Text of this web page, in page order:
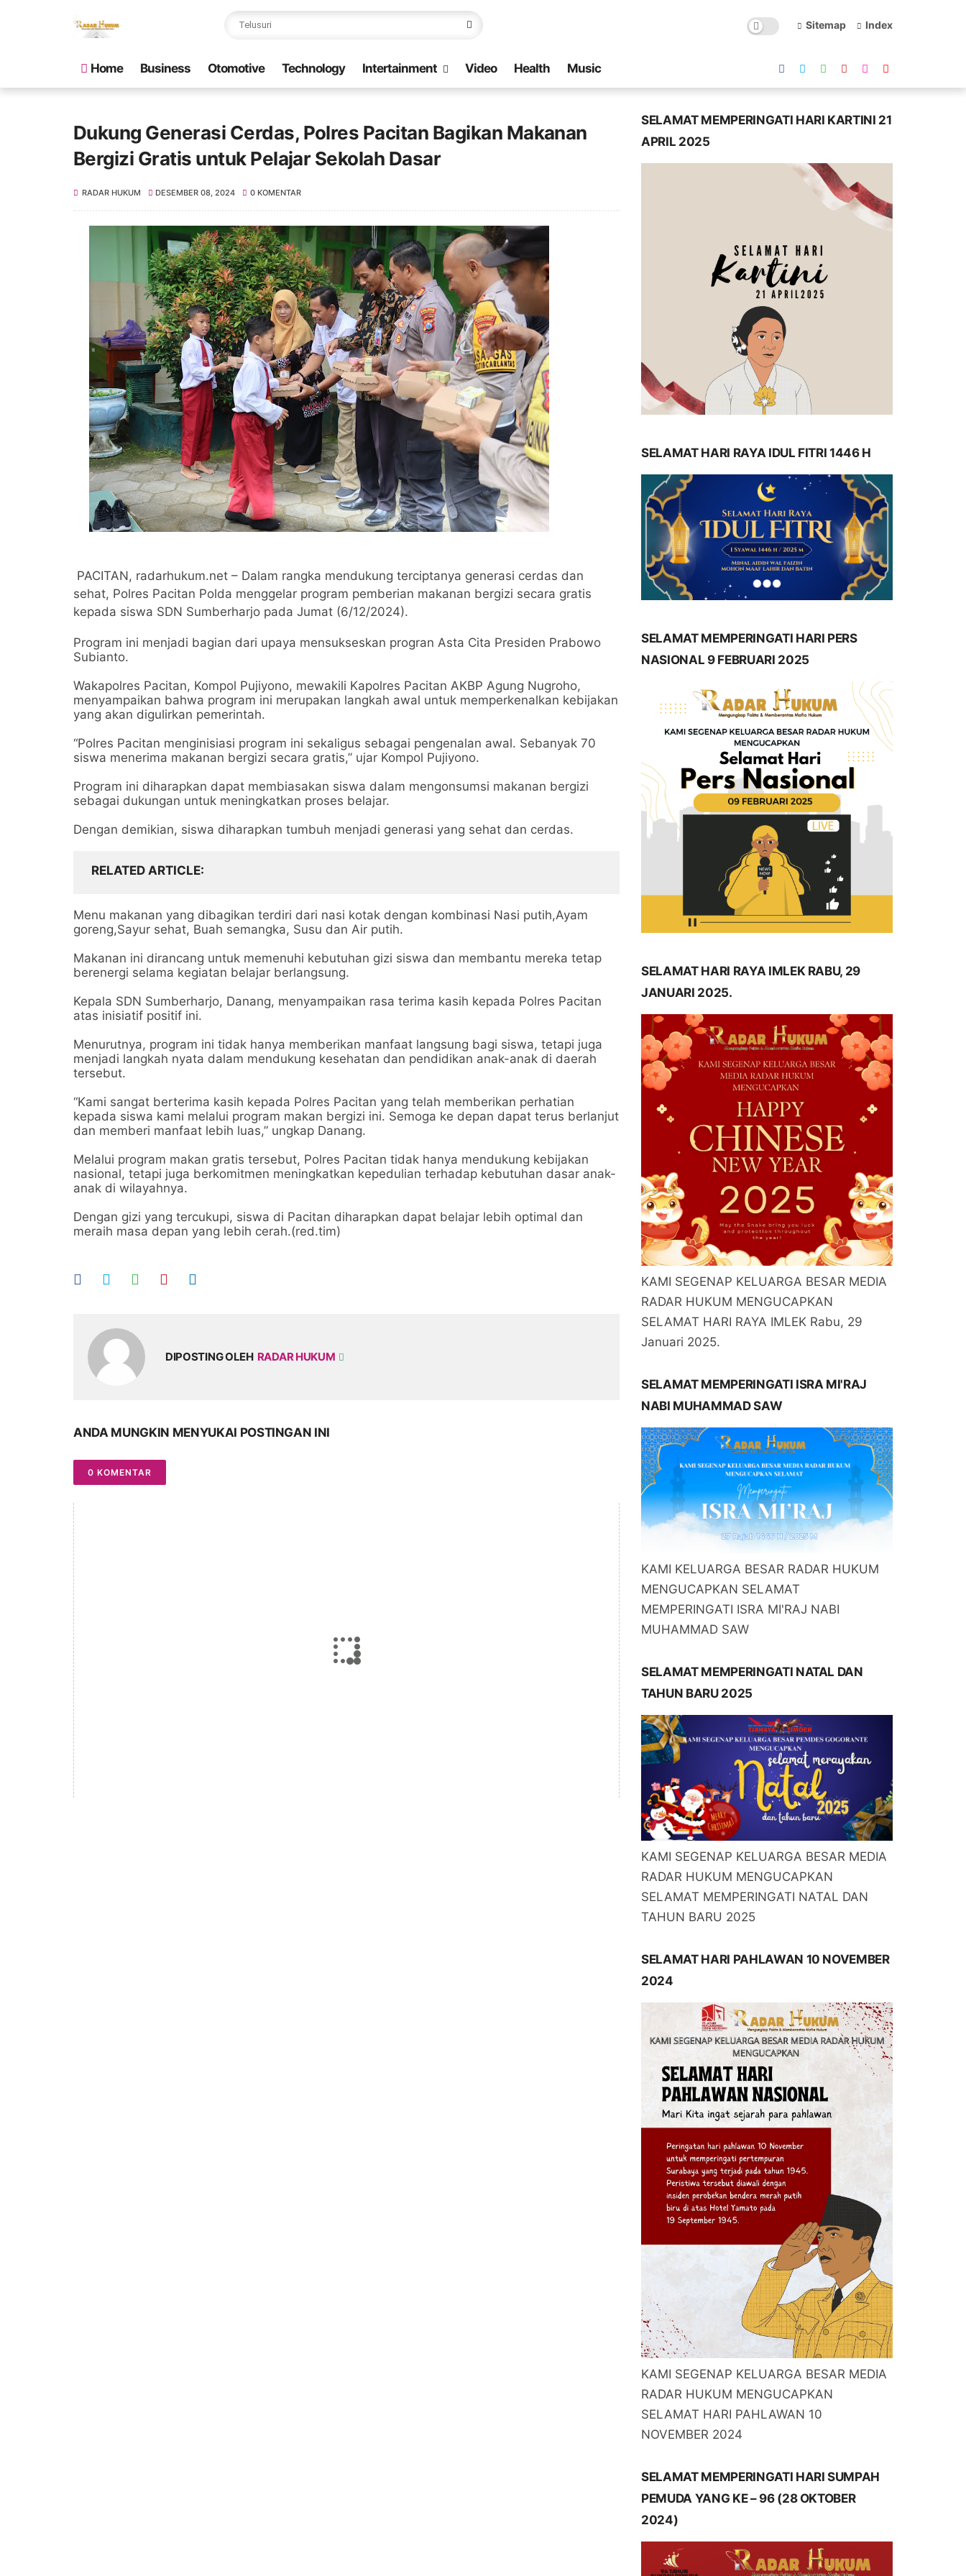
Sitemap Index
Home Business Otomotive Technology Intertainment Video Health Music
Dukung Generasi Cerdas, Polres Pacitan Bagikan Makanan
Bergizi Gratis untuk Pelajar Sekolah Dasar
RADAR HUKUM DESEMBER 08, 2024 0 KOMENTAR
PACITAN, radarhukum.net – Dalam rangka mendukung terciptanya generasi cerdas dan
sehat, Polres Pacitan Polda menggelar program pemberian makanan bergizi secara gratis
kepada siswa SDN Sumberharjo pada Jumat (6/12/2024).
Program ini menjadi bagian dari upaya mensukseskan progran Asta Cita Presiden Prabowo
Subianto.
Wakapolres Pacitan, Kompol Pujiyono, mewakili Kapolres Pacitan AKBP Agung Nugroho,
menyampaikan bahwa program ini merupakan langkah awal untuk memperkenalkan kebijakan
yang akan digulirkan pemerintah.
“Polres Pacitan menginisiasi program ini sekaligus sebagai pengenalan awal. Sebanyak 70
siswa menerima makanan bergizi secara gratis,” ujar Kompol Pujiyono.
Program ini diharapkan dapat membiasakan siswa dalam mengonsumsi makanan bergizi
sebagai dukungan untuk meningkatkan proses belajar.
Dengan demikian, siswa diharapkan tumbuh menjadi generasi yang sehat dan cerdas.
RELATED ARTICLE
Menu makanan yang dibagikan terdiri dari nasi kotak dengan kombinasi Nasi putih,Ayam
goreng,Sayur sehat, Buah semangka, Susu dan Air putih.
Makanan ini dirancang untuk memenuhi kebutuhan gizi siswa dan membantu mereka tetap
berenergi selama kegiatan belajar berlangsung.
Kepala SDN Sumberharjo, Danang, menyampaikan rasa terima kasih kepada Polres Pacitan
atas inisiatif positif ini.
Menurutnya, program ini tidak hanya memberikan manfaat langsung bagi siswa, tetapi juga
menjadi langkah nyata dalam mendukung kesehatan dan pendidikan anak-anak di daerah
tersebut.
“Kami sangat berterima kasih kepada Polres Pacitan yang telah memberikan perhatian
kepada siswa kami melalui program makan bergizi ini. Semoga ke depan dapat terus berlanjut
dan memberi manfaat lebih luas,” ungkap Danang.
Melalui program makan gratis tersebut, Polres Pacitan tidak hanya mendukung kebijakan
nasional, tetapi juga berkomitmen meningkatkan kepedulian terhadap kebutuhan dasar anak-
anak di wilayahnya.
Dengan gizi yang tercukupi, siswa di Pacitan diharapkan dapat belajar lebih optimal dan
meraih masa depan yang lebih cerah.(red.tim)
DIPOSTING OLEH RADAR HUKUM
ANDA MUNGKIN MENYUKAI POSTINGAN INI
0 KOMENTAR
SELAMAT MEMPERINGATI HARI KARTINI 21
APRIL 2025
SELAMAT HARI RAYA IDUL FITRI 1446 H
SELAMAT MEMPERINGATI HARI PERS
NASIONAL 9 FEBRUARI 2025
SELAMAT HARI RAYA IMLEK RABU, 29
JANUARI 2025.
KAMI SEGENAP KELUARGA BESAR MEDIA
RADAR HUKUM MENGUCAPKAN
SELAMAT HARI RAYA IMLEK Rabu, 29
Januari 2025.
SELAMAT MEMPERINGATI ISRA MI'RAJ
NABI MUHAMMAD SAW
KAMI KELUARGA BESAR RADAR HUKUM
MENGUCAPKAN SELAMAT
MEMPERINGATI ISRA MI'RAJ NABI
MUHAMMAD SAW
SELAMAT MEMPERINGATI NATAL DAN
TAHUN BARU 2025
KAMI SEGENAP KELUARGA BESAR MEDIA
RADAR HUKUM MENGUCAPKAN
SELAMAT MEMPERINGATI NATAL DAN
TAHUN BARU 2025
SELAMAT HARI PAHLAWAN 10 NOVEMBER
2024
KAMI SEGENAP KELUARGA BESAR MEDIA
RADAR HUKUM MENGUCAPKAN
SELAMAT HARI PAHLAWAN 10
NOVEMBER 2024
SELAMAT MEMPERINGATI HARI SUMPAH
PEMUDA YANG KE – 96 (28 OKTOBER
2024)